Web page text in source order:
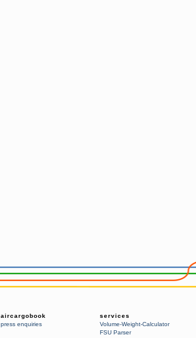
aircargobook
press enquiries
services
Volume-Weight-Calculator
FSU Parser